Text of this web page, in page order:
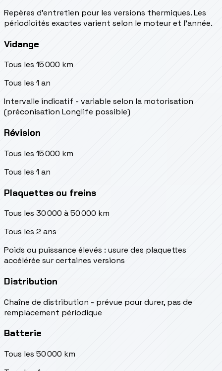
Repères d’entretien pour les versions thermiques. Les
périodicités exactes varient selon le moteur et l’année.
Vidange
Tous les 15 000 km
Tous les 1 an
Intervalle indicatif - variable selon la motorisation
(préconisation Longlife possible)
Révision
Tous les 15 000 km
Tous les 1 an
Plaquettes ou freins
Tous les 30 000 à 50 000 km
Tous les 2 ans
Poids ou puissance élevés : usure des plaquettes
accélérée sur certaines versions
Distribution
Chaîne de distribution - prévue pour durer, pas de
remplacement périodique
Batterie
Tous les 50 000 km